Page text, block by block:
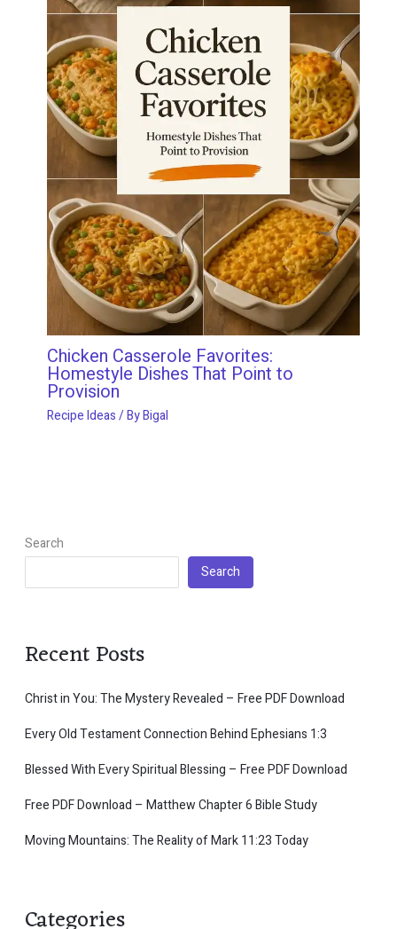
Chicken Casserole Favorites:
Homestyle Dishes That Point to
Provision
Recipe Ideas/ ByBigal
Search
Search
Recent Posts
Christ in You: The Mystery Revealed – Free PDF Download
Every Old Testament Connection Behind Ephesians 1:3
Blessed With Every Spiritual Blessing – Free PDF Download
Free PDF Download – Matthew Chapter 6 Bible Study
Moving Mountains: The Reality of Mark 11:23 Today
Categories